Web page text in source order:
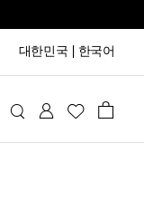
대한민국 한국어